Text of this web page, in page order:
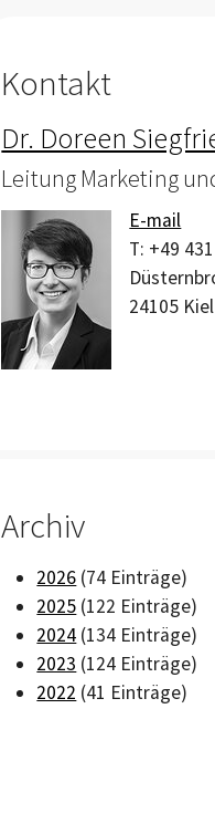
Kontakt
Dr. Doreen
Leitung Marketing
E-mail
T: +49
24105 Kiel
Archiv
2026 (74 Einträge)
2025 (122 Einträge)
2024 (134 Einträge)
2023 (124 Einträge)
2022 (41 Einträge)